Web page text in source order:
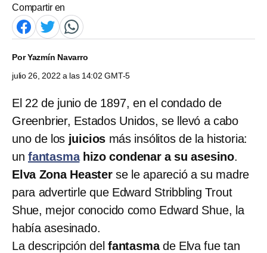
Compartir en
PorYazmín Navarro
julio 26, 2022 a las 14:02 GMT-5
El 22 de junio de 1897, en el condado de
Greenbrier, Estados Unidos, se llevó a cabo
uno de los juicios más insólitos de la historia:
un fantasmahizo condenar a su asesino.
Elva Zona Heasterse le apareció a su madre
para advertirle que Edward Stribbling Trout
Shue, mejor conocido como Edward Shue, la
había asesinado.
La descripción del fantasmade Elva fue tan